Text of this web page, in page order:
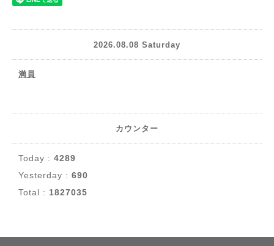
2026.08.08 Saturday
満員
カウンター
Today : 4289
Yesterday : 690
Total : 1827035